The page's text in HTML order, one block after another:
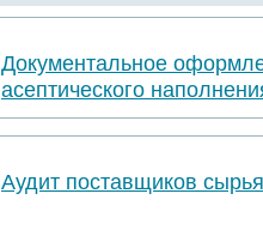
Документальное
асептического
Аудит поставщиков